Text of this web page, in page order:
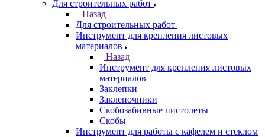
Для строительных работ
Назад
Для строительных работ
Инструмент для крепления листовых
материалов
Назад
Инструмент для крепления листовых
материалов
Заклепки
Заклепочники
Скобозабивные пистолеты
Скобы
Инструмент для работы с кафелем и стеклом